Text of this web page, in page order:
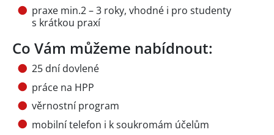
praxe min.2 – 3 roky, vhodné i pro studenty
s krátkou praxí
Co Vám můžeme nabídnout:
25 dní dovlené
práce na HPP
věrnostní program
mobilní telefon i k soukromám účelům